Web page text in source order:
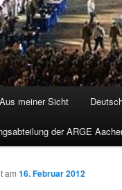
Aus meiner Sicht
der ARGE
am 16. Februar 2012